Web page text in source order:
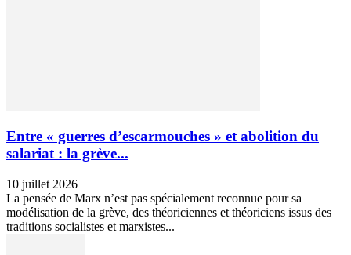
Entre « guerres d’escarmouches » et abolition du
salariat : la grève...
10 juillet 2026
La pensée de Marx n’est pas spécialement reconnue pour sa
modélisation de la grève, des théoriciennes et théoriciens issus des
traditions socialistes et marxistes...